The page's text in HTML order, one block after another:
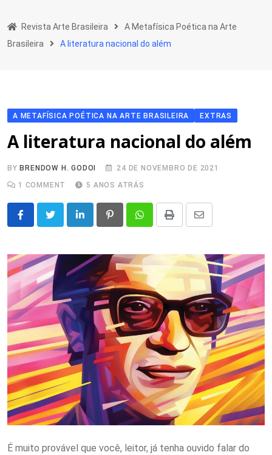
to
content
Revista Arte Brasileira
A Metafísica Poética na Arte
Brasileira
A literatura nacional do além
A METAFÍSICA POÉTICA NA ARTE BRASILEIRA EXTRAS
A literatura nacional do além
BY BRENDOW H. GODOI
24 DE NOVEMBRO DE 2021
1
COMMENT 5 ANOS ATRÁS
LinkedIn PinterestWhatsappPrint
Share
Email
É muito provável que você, leitor, já tenha ouvido falar do